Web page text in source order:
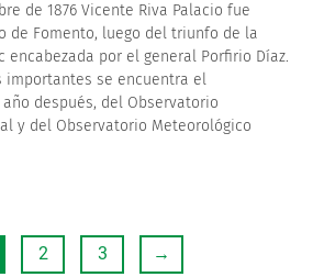
de 1876 Vicente Riva Palacio fue
de Fomento, luego del triunfo de la
encabezada por el general Porfirio Díaz.
importantes se encuentra el
después, del Observatorio
y del Observatorio Meteorológico
2 3 →